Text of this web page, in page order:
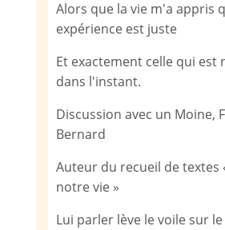
Alors que la vie m'a appris
expérience est juste
Et exactement celle qui est
dans l'instant.
Discussion avec un Moine,
Bernard
Auteur du recueil de textes
notre vie »
Lui parler lève le voile sur